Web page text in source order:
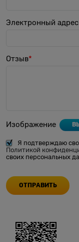
Электронный адрес
Отзыв
Изображение
Я подтверждаю
Политикой
своих персональных